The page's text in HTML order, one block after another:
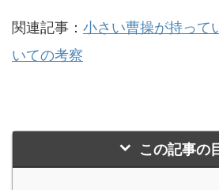
関連記事： 小さい曹操が持って
いての考察
この記事の